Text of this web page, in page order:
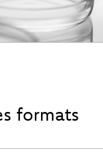
formats